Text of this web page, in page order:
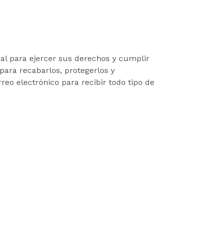
para ejercer sus derechos y cumplir
recabarlos, protegerlos y
electrónico para recibir todo tipo de